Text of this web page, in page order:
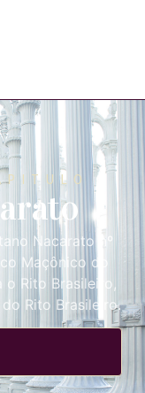
Nacarato nº
Maçônico do
Rito Brasileiro,
Rito Brasileiro.